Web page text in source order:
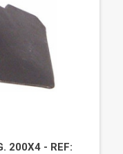
200X4 - REF: